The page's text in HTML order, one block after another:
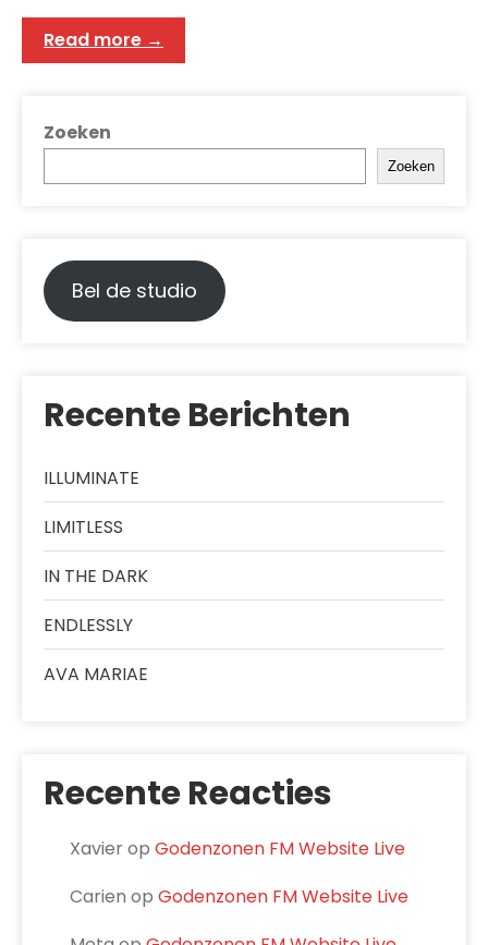
Read more →
Zoeken
Zoeken
Bel de studio
Recente Berichten
ILLUMINATE
LIMITLESS
IN THE DARK
ENDLESSLY
AVA MARIAE
Recente Reacties
Xavierop Godenzonen FM Website Live
Carien op Godenzonen FM Website Live